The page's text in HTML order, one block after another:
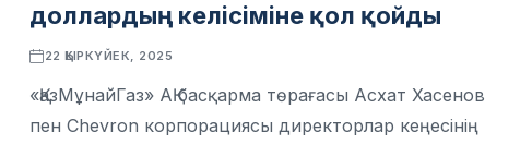
доллардың келісіміне қол қойды
22 ҚЫРКҮЙЕК, 2025
«ҚазМұнайГаз» АҚ басқарма төрағасы Асхат Хасенов
пен Chevron корпорациясы директорлар кеңесінің